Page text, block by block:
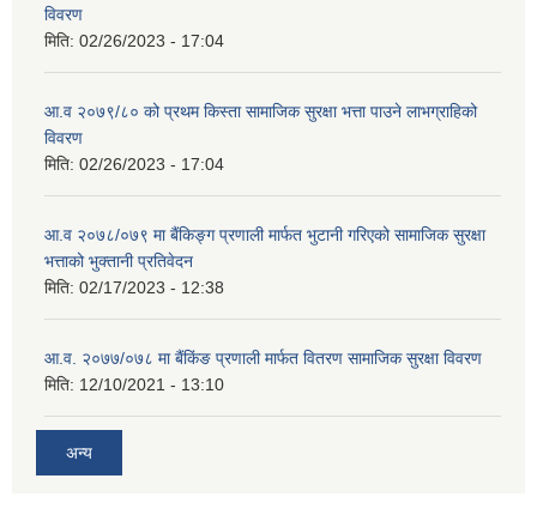
विवरण
मिति: 02/26/2023 - 17:04
आ.व २०७९/८० को प्रथम किस्ता सामाजिक सुरक्षा भत्ता पाउने लाभग्राहिको
विवरण
मिति: 02/26/2023 - 17:04
आ.व २०७८/०७९ मा बैंकिङ्ग प्रणाली मार्फत भुटानी गरिएको सामाजिक सुरक्षा
भत्ताको भुक्तानी प्रतिवेदन
मिति: 02/17/2023 - 12:38
आ.व. २०७७/०७८ मा बैंकिंङ प्रणाली मार्फत वितरण सामाजिक सुरक्षा विवरण
मिति: 12/10/2021 - 13:10
अन्य